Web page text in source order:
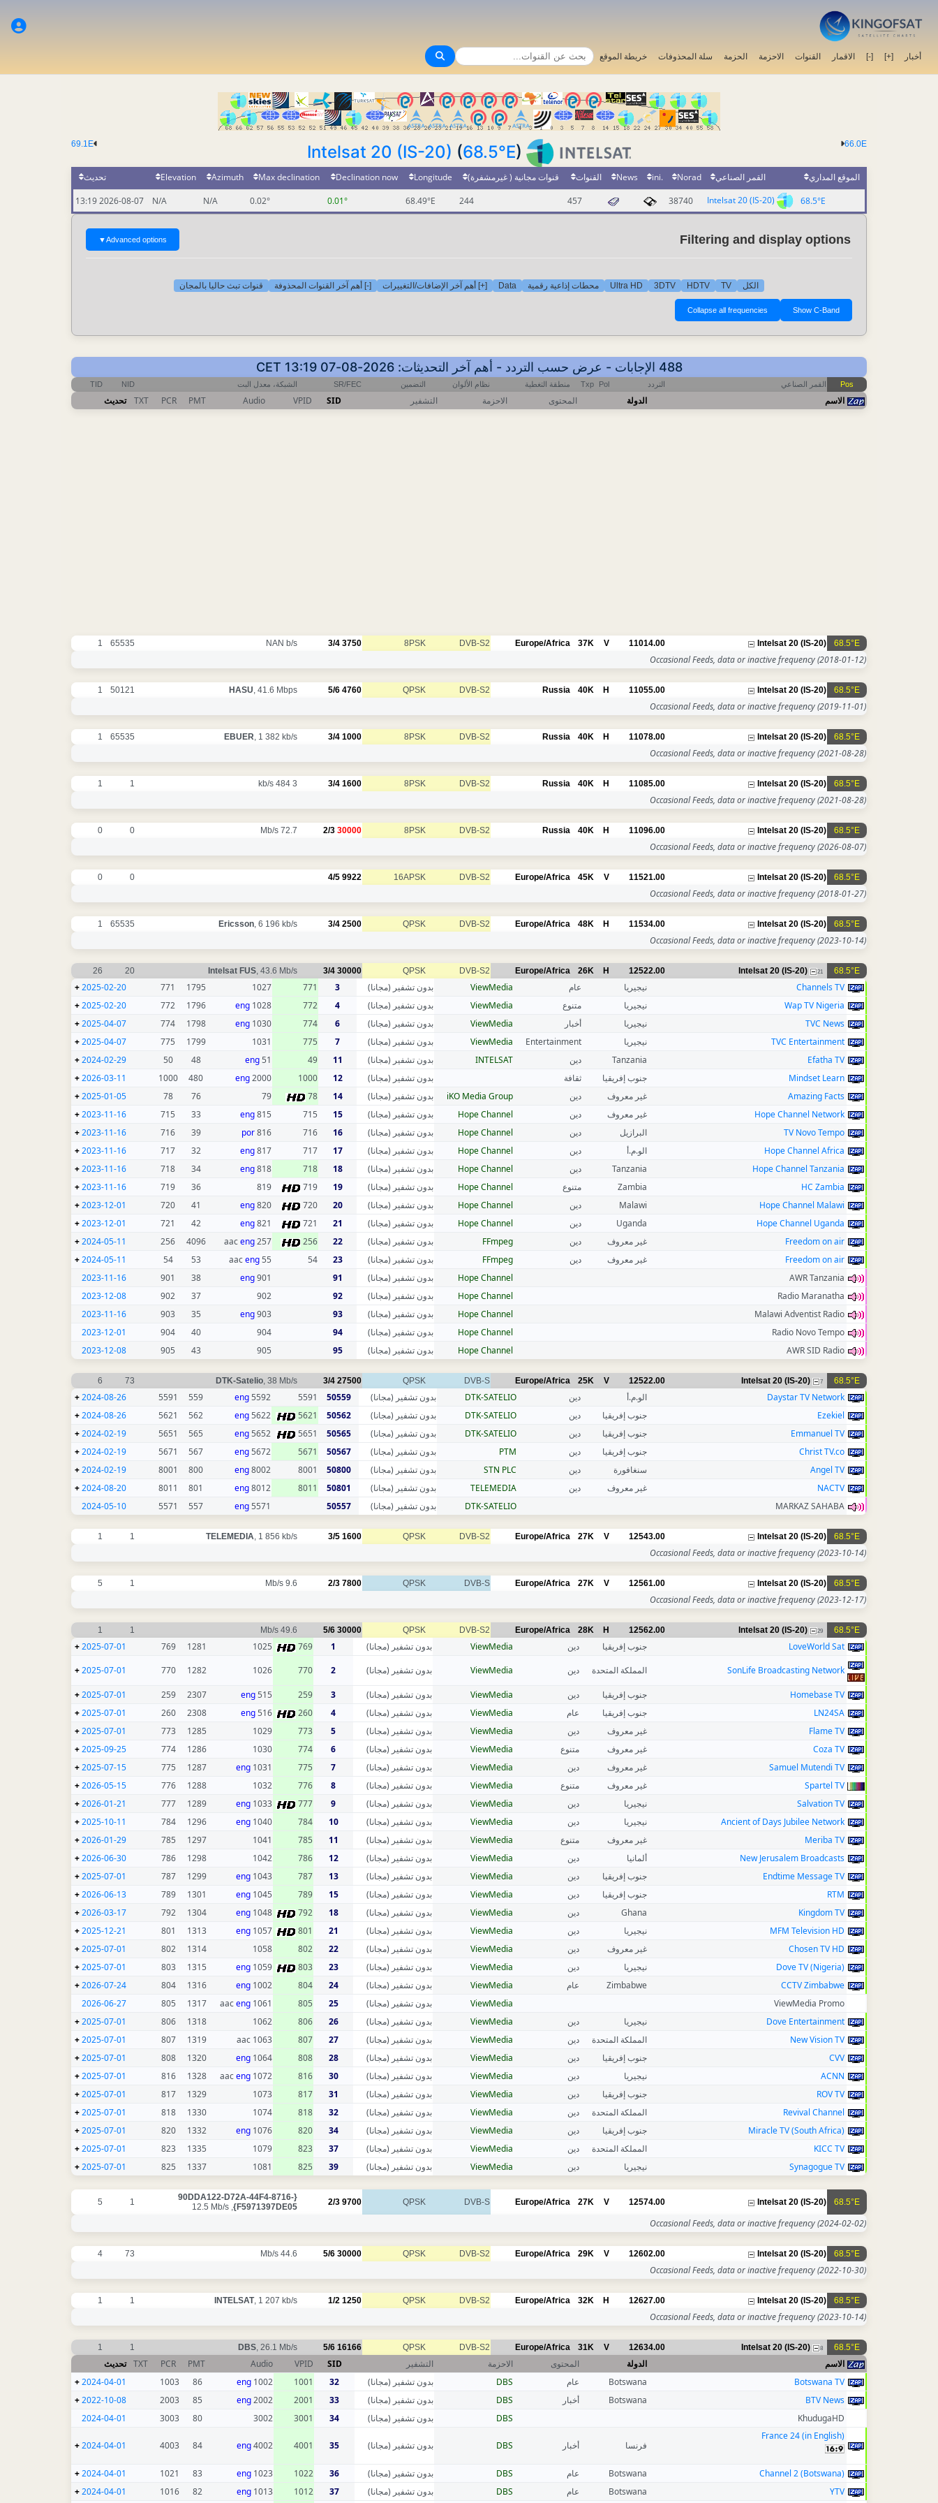
أخبار [+]
[-] الاقمار القنوات الاحزمة الحزمة سلة المحذوفات خريطة الموقع
66.0E
69.1E Intelsat 20 (IS-20) (68.5°E)
الموقع المداري القمر الصناعي Norad
.ini
News القنوات قنوات مجانية ( غيرمشفرة) Longitude
Declination now
Max declination
Azimuth
Elevation
تحديث
68.5°E
Intelsat 20 (IS-20)
38740
457
244
68.49°E
0.01°
0.02°
N/A
N/A
2026-08-07 13:19
Filtering and display options
Advanced options
▼
الكل TV
HDTV
3DTV
Ultra HD محطات إذاعية رقمية Data [+] أهم آخر الإضافات/التغييرات [-] أهم آخر القنوات المحذوفة قنوات تبث حاليا بالمجان
488 الإجابات - عرض حسب التردد - أهم آخر التحديثات: 2026-08-07 13:19 CET
Pos القمر الصناعي التردد Pol
Txp منطقة التغطية نظام الألوان التضمين SR/FEC الشبكة، معدل البت NID
TID
الاسم الدولة المحتوى الاحزمة التشفير SID
VPID
Audio
PMT
PCR
TXT تحديث
68.5°E
Intelsat 20 (IS-20)
11014.00
V
37K
Europe/Africa
DVB-S2
8PSK
3750
3/4
NAN b/s
65535
1
Occasional Feeds, data or inactive frequency(2018-01-12)
68.5°E
Intelsat 20 (IS-20)
11055.00
H
40K
Russia
DVB-S2
QPSK
4760
5/6
HASU, 41.6 Mbps
50121
1
Occasional Feeds, data or inactive frequency(2019-11-01)
68.5°E
Intelsat 20 (IS-20)
11078.00
H
40K
Russia
DVB-S2
8PSK
1000
3/4
EBUER, 1 382 kb/s
65535
1
Occasional Feeds, data or inactive frequency(2021-08-28)
68.5°E
Intelsat 20 (IS-20)
11085.00
H
40K
Russia
DVB-S2
8PSK
1600
3/4
3 484 kb/s
1
1
Occasional Feeds, data or inactive frequency(2021-08-28)
68.5°E
Intelsat 20 (IS-20)
11096.00
H
40K
Russia
DVB-S2
8PSK
30000
2/3
72.7 Mb/s
0
0
Occasional Feeds, data or inactive frequency(2026-08-07)
68.5°E
Intelsat 20 (IS-20)
11521.00
V
45K
Europe/Africa
DVB-S2
16APSK
9922
4/5
0
0
Occasional Feeds, data or inactive frequency(2018-01-27)
68.5°E
Intelsat 20 (IS-20)
11534.00
H
48K
Europe/Africa
DVB-S2
QPSK
2500
3/4
Ericsson, 6 196 kb/s
65535
1
Occasional Feeds, data or inactive frequency(2023-10-14)
68.5°E
Intelsat 20 (IS-20) 21
12522.00
H
26K
Europe/Africa
DVB-S2
QPSK
30000
3/4
Intelsat FUS, 43.6 Mb/s
20
26
Channels TV نيجيريا عام ViewMedia بدون تشفير (مجانا) 3
771
1027
1795
771
2025-02-20
+
Wap TV Nigeria
نيجيريا متنوع ViewMedia بدون تشفير (مجانا) 4
772
1028
eng
1796
772
2025-02-20
+
TVC News
نيجيريا أخبار ViewMedia بدون تشفير (مجانا) 6
774
1030
eng
1798
774
2025-04-07
+
TVC Entertainment
نيجيريا Entertainment
ViewMedia بدون تشفير (مجانا) 7
775
1031
1799
775
2025-04-07
+
Efatha TV
Tanzania دين INTELSAT بدون تشفير (مجانا) 11
49
51
eng
48
50
2024-02-29
+
Mindset Learn
جنوب إفريقيا ثقافة بدون تشفير (مجانا) 12
1000
2000
eng
480
1000
2026-03-11
+
Amazing Facts
غير معروف دين iKO Media Group بدون تشفير (مجانا) 14
78
79
76
78
2025-01-05
+
Hope Channel Network
غير معروف دين Hope Channel بدون تشفير (مجانا) 15
715
815
eng
33
715
2023-11-16
+
TV Novo Tempo
البرازيل دين Hope Channel بدون تشفير (مجانا) 16
716
816
por
39
716
2023-11-16
+
Hope Channel Africa
الو.م.أ دين Hope Channel بدون تشفير (مجانا) 17
717
817
eng
32
717
2023-11-16
+
Hope Channel Tanzania
Tanzania دين Hope Channel بدون تشفير (مجانا) 18
718
818
eng
34
718
2023-11-16
+
HC Zambia
Zambia متنوع Hope Channel بدون تشفير (مجانا) 19
719
819
36
719
2023-11-16
+
Hope Channel Malawi
Malawi دين Hope Channel بدون تشفير (مجانا) 20
720
820
eng
41
720
2023-12-01
+
Hope Channel Uganda
Uganda دين Hope Channel بدون تشفير (مجانا) 21
721
821
eng
42
721
2023-12-01
+
Freedom on air
غير معروف دين FFmpeg بدون تشفير (مجانا) 22
256
257 aac
eng
4096
256
2024-05-11
+
Freedom on air
غير معروف دين FFmpeg بدون تشفير (مجانا) 23
54
55 aac
eng
53
54
2024-05-11
+
AWR Tanzania
Hope Channel بدون تشفير (مجانا) 91
901
eng
38
901
2023-11-16
Radio Maranatha
Hope Channel بدون تشفير (مجانا) 92
902
37
902
2023-12-08
Malawi Adventist Radio
Hope Channel بدون تشفير (مجانا) 93
903
eng
35
903
2023-11-16
Radio Novo Tempo
Hope Channel بدون تشفير (مجانا) 94
904
40
904
2023-12-01
AWR SID Radio
Hope Channel بدون تشفير (مجانا) 95
905
43
905
2023-12-08
68.5°E
Intelsat 20 (IS-20) 7
12522.00
V
25K
Europe/Africa
DVB-S
QPSK
27500
3/4
DTK-Satelio, 38 Mb/s
73
6
Daystar TV Network الو.م.أ دين DTK-SATELIO بدون تشفير (مجانا) 50559
5591
5592
eng
559
5591
2024-08-26
+
Ezekiel
جنوب إفريقيا دين DTK-SATELIO بدون تشفير (مجانا) 50562
5621
5622
eng
562
5621
2024-08-26
+
Emmanuel TV
جنوب إفريقيا دين DTK-SATELIO بدون تشفير (مجانا) 50565
5651
5652
eng
565
5651
2024-02-19
+
Christ TV.co
جنوب إفريقيا دين PTM بدون تشفير (مجانا) 50567
5671
5672
eng
567
5671
2024-02-19
+
Angel TV
سنغافورة دين STN PLC بدون تشفير (مجانا) 50800
8001
8002
eng
800
8001
2024-02-19
+
NACTV
غير معروف دين TELEMEDIA بدون تشفير (مجانا) 50801
8011
8012
eng
801
8011
2024-08-20
+
MARKAZ SAHABA
DTK-SATELIO بدون تشفير (مجانا) 50557
5571
eng
557
5571
2024-05-10
68.5°E
Intelsat 20 (IS-20)
12543.00
V
27K
Europe/Africa
DVB-S2
QPSK
1600
3/5
TELEMEDIA, 1 856 kb/s
1
1
Occasional Feeds, data or inactive frequency(2023-10-14)
68.5°E
Intelsat 20 (IS-20)
12561.00
V
27K
Europe/Africa
DVB-S
QPSK
7800
2/3
9.6 Mb/s
1
5
Occasional Feeds, data or inactive frequency(2023-12-17)
68.5°E
Intelsat 20 (IS-20) 29
12562.00
H
28K
Europe/Africa
DVB-S2
QPSK
30000
5/6
49.6 Mb/s
1
1
LoveWorld Sat جنوب إفريقيا دين ViewMedia بدون تشفير (مجانا) 1
769
1025
1281
769
2025-07-01
+
SonLife Broadcasting Network
المملكة المتحدة دين ViewMedia بدون تشفير (مجانا) 2
770
1026
1282
770
2025-07-01
+
Homebase TV جنوب إفريقيا دين ViewMedia بدون تشفير (مجانا) 3
259
515
eng
2307
259
2025-07-01
+
LN24SA
جنوب إفريقيا عام ViewMedia بدون تشفير (مجانا) 4
260
516
eng
2308
260
2025-07-01
+
Flame TV
غير معروف دين ViewMedia بدون تشفير (مجانا) 5
773
1029
1285
773
2025-07-01
+
Coza TV
غير معروف متنوع ViewMedia بدون تشفير (مجانا) 6
774
1030
1286
774
2025-09-25
+
Samuel Mutendi TV
غير معروف دين ViewMedia بدون تشفير (مجانا) 7
775
1031
eng
1287
775
2025-07-15
+
Spartel TV
غير معروف متنوع ViewMedia بدون تشفير (مجانا) 8
776
1032
1288
776
2026-05-15
+
Salvation TV
نيجيريا دين ViewMedia بدون تشفير (مجانا) 9
777
1033
eng
1289
777
2026-01-21
+
Ancient of Days Jubilee Network
نيجيريا دين ViewMedia بدون تشفير (مجانا) 10
784
1040
eng
1296
784
2025-10-11
+
Meriba TV
غير معروف متنوع ViewMedia بدون تشفير (مجانا) 11
785
1041
1297
785
2026-01-29
+
New Jerusalem Broadcasts
ألمانيا دين ViewMedia بدون تشفير (مجانا) 12
786
1042
1298
786
2026-06-30
+
Endtime Message TV
جنوب إفريقيا دين ViewMedia بدون تشفير (مجانا) 13
787
1043
eng
1299
787
2025-07-01
+
RTM
جنوب إفريقيا دين ViewMedia بدون تشفير (مجانا) 15
789
1045
eng
1301
789
2026-06-13
+
Kingdom TV
Ghana دين ViewMedia بدون تشفير (مجانا) 18
792
1048
eng
1304
792
2026-03-17
+
MFM Television HD
نيجيريا دين ViewMedia بدون تشفير (مجانا) 21
801
1057
eng
1313
801
2025-12-21
+
Chosen TV HD
غير معروف دين ViewMedia بدون تشفير (مجانا) 22
802
1058
1314
802
2025-07-01
+
Dove TV (Nigeria)
نيجيريا دين ViewMedia بدون تشفير (مجانا) 23
803
1059
eng
1315
803
2025-07-01
+
CCTV Zimbabwe
Zimbabwe عام ViewMedia بدون تشفير (مجانا) 24
804
1002
eng
1316
804
2026-07-24
+
ViewMedia Promo
ViewMedia بدون تشفير (مجانا) 25
805
1061 aac
eng
1317
805
2026-06-27
Dove Entertainment
نيجيريا دين ViewMedia بدون تشفير (مجانا) 26
806
1062
1318
806
2025-07-01
+
New Vision TV
المملكة المتحدة دين ViewMedia بدون تشفير (مجانا) 27
807
1063 aac
1319
807
2025-07-01
+
CVV
جنوب إفريقيا دين ViewMedia بدون تشفير (مجانا) 28
808
1064
eng
1320
808
2025-07-01
+
ACNN
نيجيريا دين ViewMedia بدون تشفير (مجانا) 30
816
1072 aac
eng
1328
816
2025-07-01
+
ROV TV
جنوب إفريقيا دين ViewMedia بدون تشفير (مجانا) 31
817
1073
1329
817
2025-07-01
+
Revival Channel
المملكة المتحدة دين ViewMedia بدون تشفير (مجانا) 32
818
1074
1330
818
2025-07-01
+
Miracle TV (South Africa)
جنوب إفريقيا دين ViewMedia بدون تشفير (مجانا) 34
820
1076
eng
1332
820
2025-07-01
+
KICC TV
المملكة المتحدة دين ViewMedia بدون تشفير (مجانا) 37
823
1079
1335
823
2025-07-01
+
Synagogue TV
نيجيريا دين ViewMedia بدون تشفير (مجانا) 39
825
1081
1337
825
2025-07-01
+
68.5°E
Intelsat 20 (IS-20)
12574.00
V
27K
Europe/Africa
DVB-S
QPSK
9700
2/3
{90DDA122-D72A-44F4-8716-
F5971397DE05}
, 12.5 Mb/s
1
5
Occasional Feeds, data or inactive frequency(2024-02-02)
68.5°E
Intelsat 20 (IS-20)
12602.00
V
29K
Europe/Africa
DVB-S2
QPSK
30000
5/6
44.6 Mb/s
73
4
Occasional Feeds, data or inactive frequency(2022-10-30)
68.5°E
Intelsat 20 (IS-20)
12627.00
H
32K
Europe/Africa
DVB-S2
QPSK
1250
1/2
INTELSAT, 1 207 kb/s
1
1
Occasional Feeds, data or inactive frequency(2023-10-14)
68.5°E
Intelsat 20 (IS-20) 8
12634.00
V
31K
Europe/Africa
DVB-S2
QPSK
16166
5/6
DBS, 26.1 Mb/s
1
1
الاسم الدولة المحتوى الاحزمة التشفير SID
VPID
Audio
PMT
PCR
TXT تحديث
Botswana TV
Botswana عام DBS بدون تشفير (مجانا) 32
1001
1002
eng
86
1003
2024-04-01
+
BTV News
Botswana أخبار DBS بدون تشفير (مجانا) 33
2001
2002
eng
85
2003
2022-10-08
+
KhudugaHD
DBS بدون تشفير (مجانا) 34
3001
3002
80
3003
2024-04-01
France 24 (in English)
فرنسا
أخبار DBS بدون تشفير (مجانا) 35
4001
4002
eng
84
4003
2024-04-01
+
Channel 2 (Botswana)
Botswana عام DBS بدون تشفير (مجانا) 36
1022
1023
eng
83
1021
2024-04-01
+
YTV
Botswana عام DBS بدون تشفير (مجانا) 37
1012
1013
eng
82
1016
2024-04-01
+